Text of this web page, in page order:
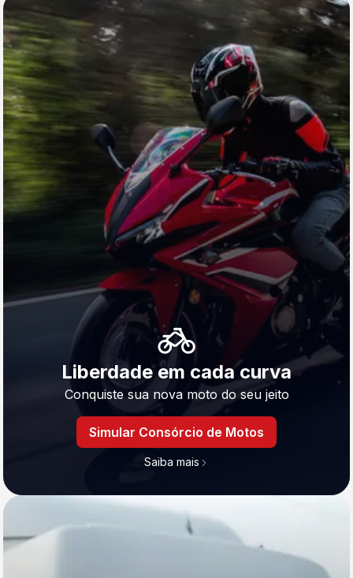
Liberdade em cada curva
Conquiste sua nova moto do seu jeito
Simular Consórcio de Motos
Saiba mais